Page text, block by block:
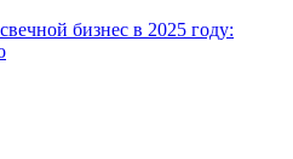
бизнес в 2025 году: